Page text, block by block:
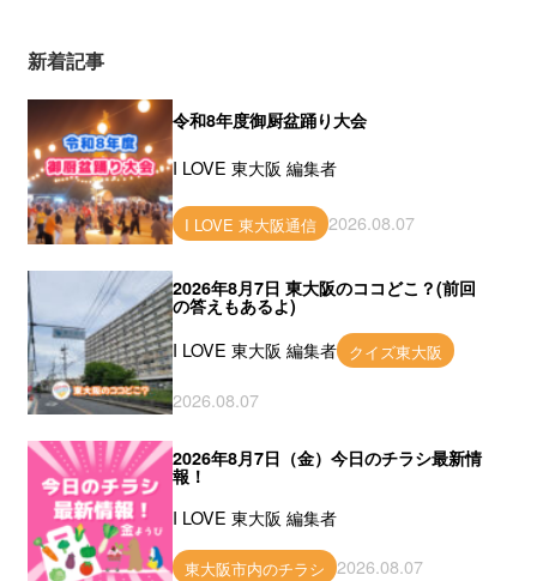
新着記事
令和8年度御厨盆踊り大会
I LOVE 東大阪 編集者
I LOVE 東大阪通信 2026.08.07
2026年8月7日 東大阪のココどこ？(前回
の答えもあるよ)
I LOVE 東大阪 編集者 クイズ東大阪
2026.08.07
2026年8月7日（金）今日のチラシ最新情
報！
I LOVE 東大阪 編集者
東大阪市内のチラシ 2026.08.07